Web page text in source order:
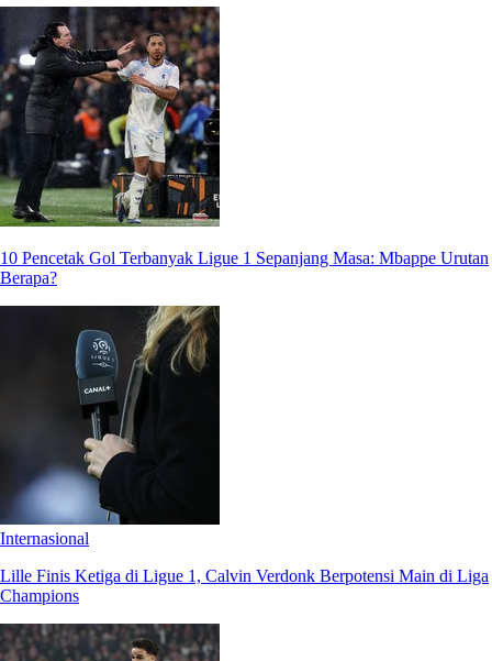
10 Pencetak Gol Terbanyak Ligue 1 Sepanjang Masa: Mbappe Urutan
Berapa?
Internasional
Lille Finis Ketiga di Ligue 1, Calvin Verdonk Berpotensi Main di Liga
Champions